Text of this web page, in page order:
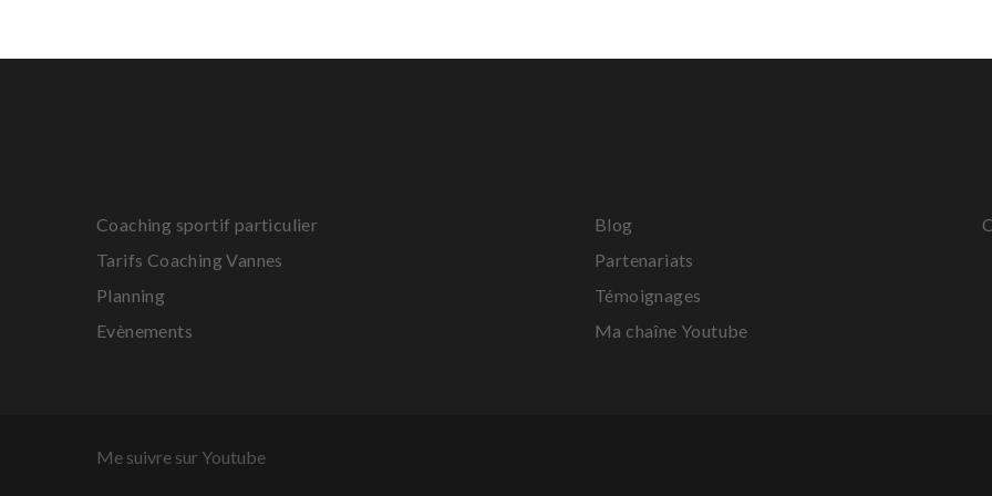
Coaching sportif particulier
Tarifs Coaching Vannes
Planning
Evènements
Blog
Partenariats
Témoignages
Ma chaîne Youtube
Me suivre sur Youtube